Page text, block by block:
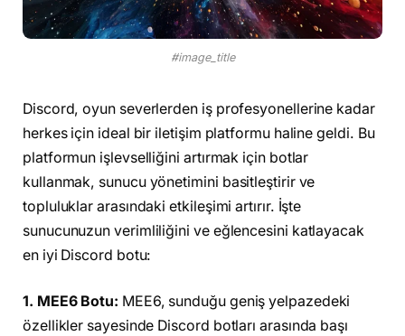
#image_title
Discord, oyun severlerden iş profesyonellerine kadar
herkes için ideal bir iletişim platformu haline geldi. Bu
platformun işlevselliğini artırmak için botlar
kullanmak, sunucu yönetimini basitleştirir ve
topluluklar arasındaki etkileşimi artırır. İşte
sunucunuzun verimliliğini ve eğlencesini katlayacak
en iyi Discord botu:
1. MEE6 Botu: MEE6, sunduğu geniş yelpazedeki
özellikler sayesinde Discord botları arasında başı